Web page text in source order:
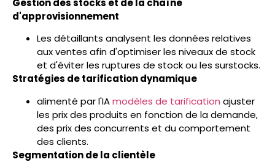
Gestion des stocks et de la chaîne
d'approvisionnement
Les détaillants analysent les données relatives
aux ventes afin d'optimiser les niveaux de stock
et d'éviter les ruptures de stock ou les surstocks.
Stratégies de tarification dynamique
alimenté par l'IAmodèles de tarification ajuster
les prix des produits en fonction de la demande,
des prix des concurrents et du comportement
des clients.
Segmentation de la clientèle